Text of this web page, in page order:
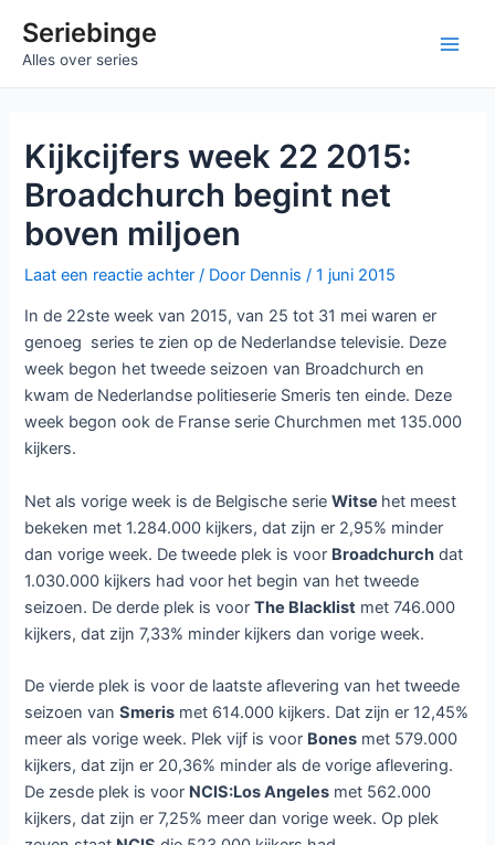
naarSeriebinge
Alles over series
Kijkcijfers week 22 2015:
Broadchurch begint net
boven miljoen
Laat een reactie achter / Door Dennis/1 juni 2015
In de 22ste week van 2015, van 25 tot 31 mei waren er
genoeg series te zien op de Nederlandse televisie. Deze
week begon het tweede seizoen van Broadchurch en
kwam de Nederlandse politieserie Smeris ten einde. Deze
week begon ook de Franse serie Churchmen met 135.000
kijkers.
Net als vorige week is de Belgische serieWitse het meest
bekeken met 1.284.000 kijkers, dat zijn er 2,95% minder
dan vorige week. De tweede plek is voor Broadchurch dat
1.030.000 kijkers had voor het begin van het tweede
seizoen. De derde plek is voorThe Blacklist met 746.000
kijkers, dat zijn 7,33% minder kijkers dan vorige week.
De vierde plek is voor de laatste aflevering van het tweede
seizoen vanSmeris met 614.000 kijkers. Dat zijn er 12,45%
meer als vorige week. Plek vijf is voor Bones met 579.000
kijkers, dat zijn er 20,36% minder als de vorige aflevering.
De zesde plek is voor NCIS:Los Angeles met 562.000
kijkers, dat zijn er 7,25% meer dan vorige week. Op plek